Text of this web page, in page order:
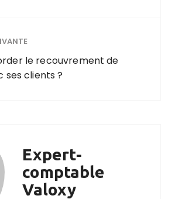
le recouvrement de
ses clients ?
Expert-
comptable
Valoxy